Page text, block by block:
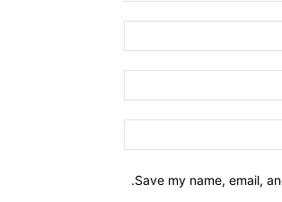
Save my name, email,